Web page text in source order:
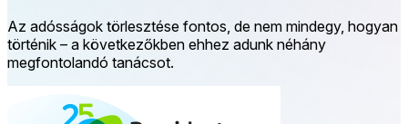
Az adósságok törlesztése fontos, de nem mindegy, hogyan
történik – a következőkben ehhez adunk néhány
megfontolandó tanácsot.